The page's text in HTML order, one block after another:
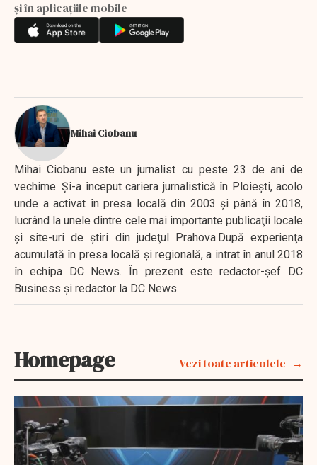
și în aplicațiile mobile
Mihai Ciobanu
Mihai Ciobanu este un jurnalist cu peste 23 de ani de
vechime. Şi-a început cariera jurnalistică în Ploieşti, acolo
unde a activat în presa locală din 2003 şi până în 2018,
lucrând la unele dintre cele mai importante publicaţii locale
şi site-uri de ştiri din judeţul Prahova.După experienţa
acumulată în presa locală şi regională, a intrat în anul 2018
în echipa DC News. În prezent este redactor-şef DC
Business şi redactor la DC News.
Homepage Vezi toate articolele
EXCLUSIV